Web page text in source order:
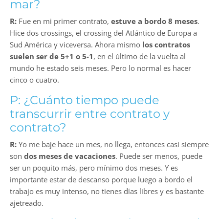
mar?
R: Fue en mi primer contrato, estuve a bordo 8 meses.
Hice dos crossings, el crossing del Atlántico de Europa a
Sud América y viceversa. Ahora mismo los contratos
suelen ser de 5+1 o 5-1, en el último de la vuelta al
mundo he estado seis meses. Pero lo normal es hacer
cinco o cuatro.
P: ¿Cuánto tiempo puede
transcurrir entre contrato y
contrato?
R: Yo me baje hace un mes, no llega, entonces casi siempre
son dos meses de vacaciones. Puede ser menos, puede
ser un poquito más, pero mínimo dos meses. Y es
importante estar de descanso porque luego a bordo el
trabajo es muy intenso, no tienes días libres y es bastante
ajetreado.